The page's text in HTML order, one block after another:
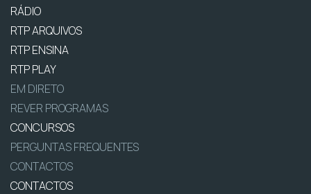
RÁDIO
RTP ARQUIVOS
RTP ENSINA
RTP PLAY
EM DIRETO
REVER PROGRAMAS
CONCURSOS
PERGUNTAS FREQUENTES
CONTACTOS
CONTACTOS